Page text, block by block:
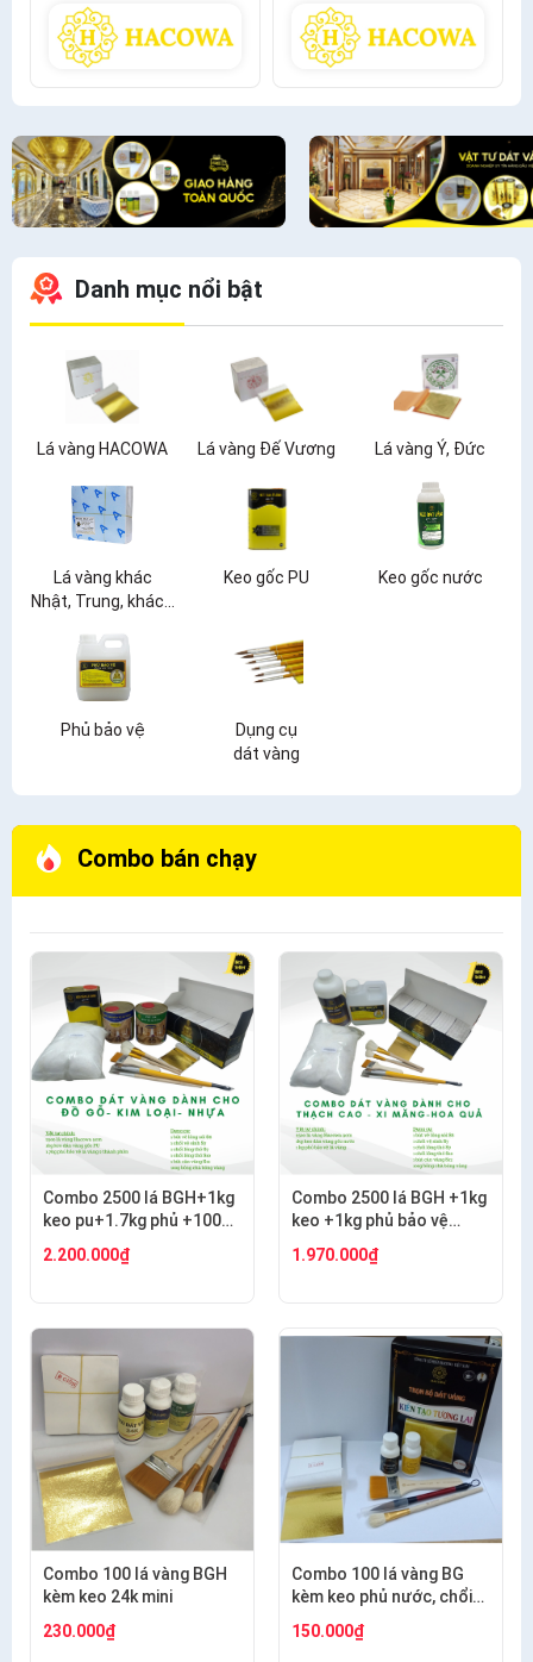
Danh mục nổi bật
Lá vàng HACOWA Lá vàng Đế Vương Lá vàng Ý, Đức
Lá vàng khác
Nhật, Trung, khác...
Keo gốc PU Keo gốc nước
Phủ bảo vệ
Dụng cụ
dát vàng
Combo bán chạy
Combo 2500 lá BGH+1kg
keo pu+1.7kg phủ +100g
ngắn s12+s7 cước
2.200.000₫
Combo 2500 lá BGH +1kg
keo +1kg phủ bảo vệ
cán vàng S12+ nhọn
1.970.000₫
Combo 100 lá vàng BGH
kèm keo 24k mini
230.000₫
Combo 100 lá vàng BG
kèm keo phủ nước, chổi
tạo
150.000₫